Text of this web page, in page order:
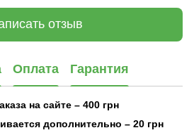
отзыв
Оплата Гарантия
на сайте – 400 грн
дополнительно – 20 грн